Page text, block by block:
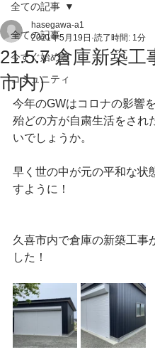
全ての記事
今すぐ始める
コミュニティ
全ての記事
21.5.7 倉庫新築工
市内）
hasegawa-a1
2021年5月19日 読了時間: 1分
今年のGWはコロナの影響を
殆どの方が自粛生活をされ
いでしょうか。
早く世の中が元の平和な状
すように！
久喜市内で倉庫の新築工事
した！